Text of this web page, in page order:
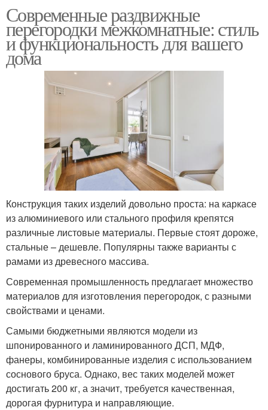
Современные раздвижные
перегородки межкомнатные: стиль
и функциональность для вашего
дома
Конструкция таких изделий довольно проста: на каркасе
из алюминиевого или стального профиля крепятся
различные листовые материалы. Первые стоят дороже,
стальные – дешевле. Популярны также варианты с
рамами из древесного массива.
Современная промышленность предлагает множество
материалов для изготовления перегородок, с разными
свойствами и ценами.
Самыми бюджетными являются модели из
шпонированного и ламинированного ДСП, МДФ,
фанеры, комбинированные изделия с использованием
соснового бруса. Однако, вес таких моделей может
достигать 200 кг, а значит, требуется качественная,
дорогая фурнитура и направляющие.